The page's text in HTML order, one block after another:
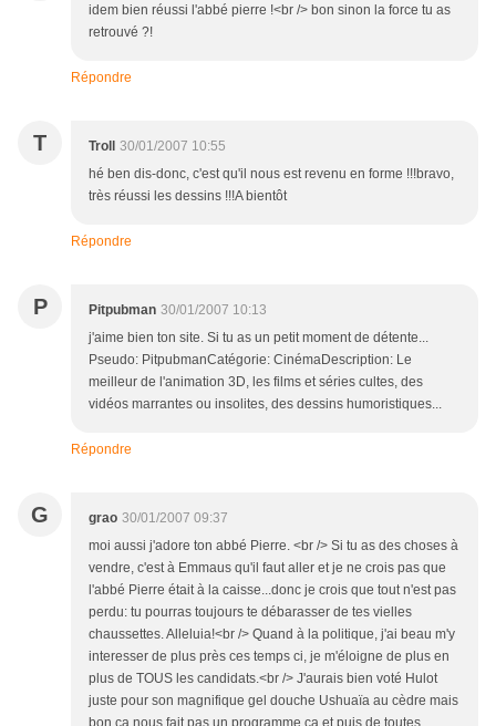
idem bien réussi l'abbé pierre !<br /> bon sinon la force tu as
retrouvé ?!
Répondre
T Troll
30/01/2007 10:55
hé ben dis-donc, c'est qu'il nous est revenu en forme !!!bravo,
très réussi les dessins !!!A bientôt
Répondre
P Pitpubman 30/01/2007 10:13
j'aime bien ton site. Si tu as un petit moment de détente...
Pseudo: PitpubmanCatégorie: CinémaDescription: Le
meilleur de l'animation 3D, les films et séries cultes, des
vidéos marrantes ou insolites, des dessins humoristiques...
Répondre
G grao 30/01/2007 09:37
moi aussi j'adore ton abbé Pierre. <br /> Si tu as des choses à
vendre, c'est à Emmaus qu'il faut aller et je ne crois pas que
l'abbé Pierre était à la caisse...donc je crois que tout n'est pas
perdu: tu pourras toujours te débarasser de tes vielles
chaussettes. Alleluia!<br /> Quand à la politique, j'ai beau m'y
interesser de plus près ces temps ci, je m'éloigne de plus en
plus de TOUS les candidats.<br /> J'aurais bien voté Hulot
juste pour son magnifique gel douche Ushuaïa au cèdre mais
bon ça nous fait pas un programme ça et puis de toutes